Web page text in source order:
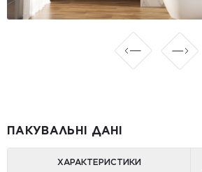
ПАКУВАЛЬНІ ДАНІ
ХАРАКТЕРИСТИКИ